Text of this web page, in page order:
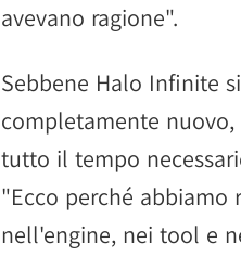
avevano ragione".
Sebbene Halo Infinite
completamente
tutto il tempo
"Ecco perché
nell'engine, nei tool e